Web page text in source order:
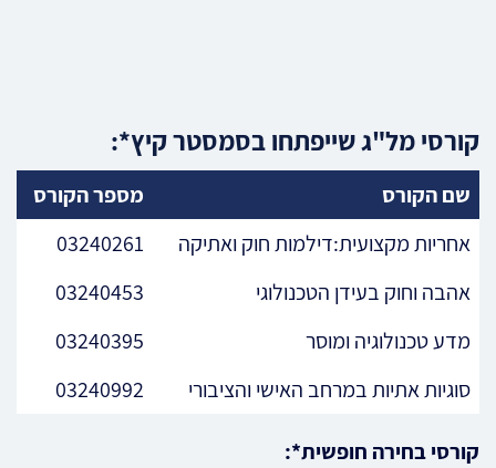
קורסי מל"ג שייפתחו בסמסטר קיץ*:
שם הקורס
מספר הקורס
אחריות מקצועית:דילמות חוק ואתיקה
03240261
אהבה וחוק בעידן הטכנולוגי
03240453
מדע טכנולוגיה ומוסר
03240395
סוגיות אתיות במרחב האישי והציבורי
03240992
קורסי בחירה חופשית*: